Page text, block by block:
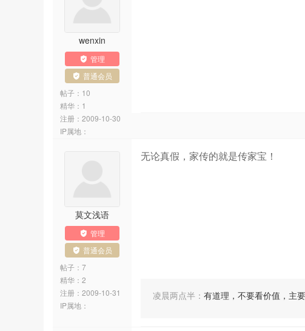
wenxin
管理
普通会员
帖子：10
精华：1
注册： 2009-10-30
IP属地：
莫文浅语
管理
普通会员
帖子：7
精华：2
注册： 2009-10-31
IP属地：
无论真假，家传的就是传家宝！
凌晨两点半 ： 有道理，不要看价值，主